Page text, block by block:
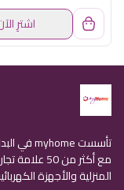
اشترِ
مع أكثر من
المنزلية والأجهزة